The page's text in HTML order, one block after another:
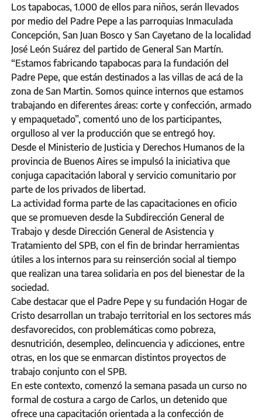
Los tapabocas, 1.000 de ellos para niños, serán llevados
por medio del Padre Pepe a las parroquias Inmaculada
Concepción, San Juan Bosco y San Cayetano de la localidad
José León Suárez del partido de General San Martín.
“Estamos fabricando tapabocas para la fundación del
Padre Pepe, que están destinados a las villas de acá de la
zona de San Martin. Somos quince internos que estamos
trabajando en diferentes áreas: corte y confección, armado
y empaquetado”, comentó uno de los participantes,
orgulloso al ver la producción que se entregó hoy.
Desde el Ministerio de Justicia y Derechos Humanos de la
provincia de Buenos Aires se impulsó la iniciativa que
conjuga capacitación laboral y servicio comunitario por
parte de los privados de libertad.
La actividad forma parte de las capacitaciones en oficio
que se promueven desde la Subdirección General de
Trabajo y desde Dirección General de Asistencia y
Tratamiento del SPB, con el fin de brindar herramientas
útiles a los internos para su reinserción social al tiempo
que realizan una tarea solidaria en pos del bienestar de la
sociedad.
Cabe destacar que el Padre Pepe y su fundación Hogar de
Cristo desarrollan un trabajo territorial en los sectores más
desfavorecidos, con problemáticas como pobreza,
desnutrición, desempleo, delincuencia y adicciones, entre
otras, en los que se enmarcan distintos proyectos de
trabajo conjunto con el SPB.
En este contexto, comenzó la semana pasada un curso no
formal de costura a cargo de Carlos, un detenido que
ofrece una capacitación orientada a la confección de